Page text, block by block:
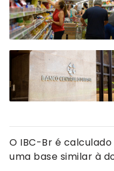
O IBC-Br é
uma base similar à